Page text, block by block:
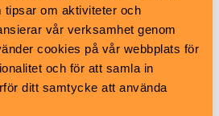
tipsar om aktiviteter och
vår verksamhet genom
cookies på vår webbplats för
och för att samla in
ditt samtycke att använda
för allmänheten dygnet
besöka Sveriges naturreservat